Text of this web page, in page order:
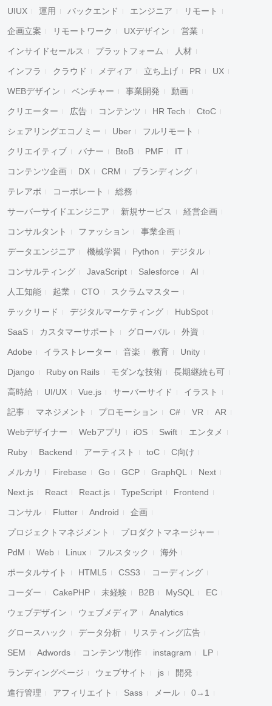
UIUX 運用 バックエンド エンジニア リモート
企画立案 リモートワーク UXデザイン 営業
インサイドセールス プラットフォーム 人材
インフラ クラウド メディア 立ち上げ PR UX
WEBデザイン ベンチャー 事業開発 動画
クリエーター 広告 コンテンツ HR Tech CtoC
シェアリングエコノミー Uber フルリモート
クリエイティブ バナー BtoB PMF IT
コンテンツ企画 DX CRM ブランディング
テレアポ コーポレート 総務
サーバーサイドエンジニア 新規サービス 経営企画
コンサルタント ファッション 事業企画
データエンジニア 機械学習 Python デジタル
コンサルティング JavaScript Salesforce AI
人工知能 起業 CTO スクラムマスター
テックリード デジタルマーケティング HubSpot
SaaS カスタマーサポート グローバル 外資
Adobe イラストレーター 音楽 教育 Unity
Django Ruby on Rails モダンな技術 長期継続も可
高時給 UI/UX Vue.js サーバーサイド イラスト
記事 マネジメント プロモーション C# VR AR
Webデザイナー Webアプリ iOS Swift エンタメ
Ruby Backend アーティスト toC C向け
メルカリ Firebase Go GCP GraphQL Next
Next.js React React.js TypeScript Frontend
コンサル Flutter Android 企画
プロジェクトマネジメント プロダクトマネージャー
PdM Web Linux フルスタック 海外
ポータルサイト HTML5 CSS3 コーディング
コーダー CakePHP 未経験 B2B MySQL EC
ウェブデザイン ウェブメディア Analytics
グロースハック データ分析 リスティング広告
SEM Adwords コンテンツ制作 instagram LP
ランディングページ ウェブサイト js 開発
進行管理 アフィリエイト Sass メール 0→1